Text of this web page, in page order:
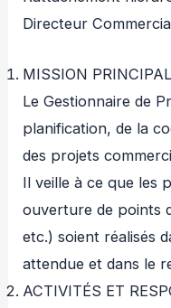
Directeur
MISSION
Le Gestionnaire de
planification, de la
des projets
Il veille à ce que les
ouverture de points
etc.) soient réalisés
attendue et dans le
ACTIVITÉS ET